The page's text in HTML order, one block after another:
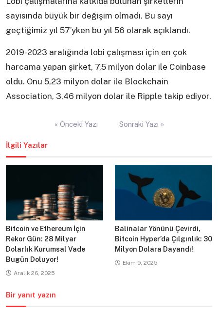
sayısında büyük bir değişim olmadı. Bu sayı
geçtiğimiz yıl 57’yken bu yıl 56 olarak açıklandı.
2019-2023 aralığında lobi çalışması için en çok
harcama yapan şirket, 7,5 milyon dolar ile Coinbase
oldu. Onu 5,23 milyon dolar ile Blockchain
Association, 3,46 milyon dolar ile Ripple takip ediyor.
« Önceki Yazı Sonraki Yazı »
İlgili Yazılar
Bitcoin ve Ethereum İçin
Rekor Gün: 28 Milyar
Dolarlık Kurumsal Vade
Bugün Doluyor!
Aralık 26, 2025
Balinalar Yönünü Çevirdi,
Bitcoin Hyper’da Çılgınlık: 30
Milyon Dolara Dayandı!
Ekim 9, 2025
Bir yanıt yazın